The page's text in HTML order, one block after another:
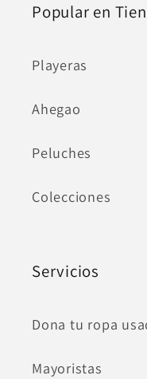
Popular en
Playeras
Ahegao
Peluches
Colecciones
Servicios
Dona tu ropa
Mayoristas